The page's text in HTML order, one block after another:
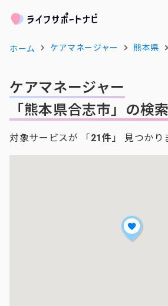
ホーム ケアマネージャー 熊本県
ケアマネージャー
「熊本県合志市」の検
対象サービスが 「21件 」 見つかり